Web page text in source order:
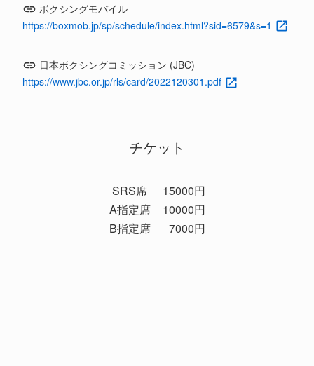
ボクシングモバイル
https://boxmob.jp/sp/schedule/index.html?sid=6579&s=1
日本ボクシングコミッション (JBC)
https://www.jbc.or.jp/rls/card/2022120301.pdf
チケット
SRS席
15000円
A指定席
10000円
B指定席
7000円